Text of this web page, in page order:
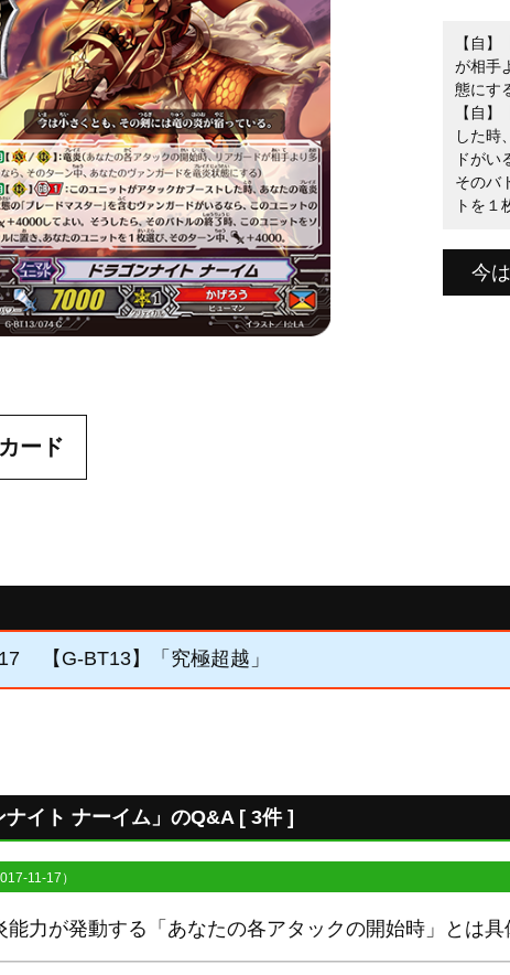
【自
が相手
態にす
【自
した時
ドがい
そのバ
トを１
今
ード
【G-BT13】「究極超越」
ナイト ナーイム」のQ&A [ 3件 ]
11-17）
能力が発動する「あなたの各アタックの開始時」とは具